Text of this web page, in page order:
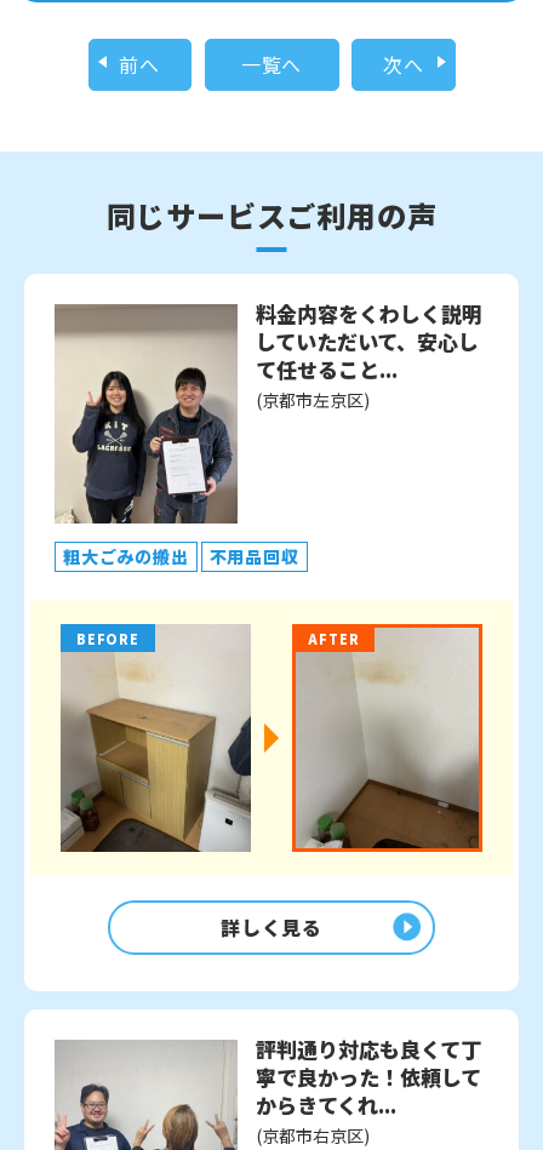
前へ 一覧へ 次へ
同じサービスご利用の声
料金内容をくわしく説明
していただいて、安心し
て任せること...
(京都市左京区)
粗大ごみの搬出 不用品回収
BEFORE AFTER
詳しく見る
評判通り対応も良くて丁
寧で良かった！依頼して
からきてくれ...
(京都市右京区)